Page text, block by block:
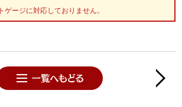
ゲージに対応しておりません。